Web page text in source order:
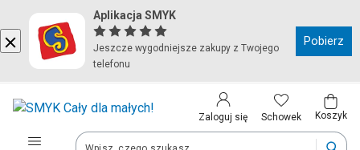
Aplikacja SMYK
Jeszcze wygodniejsze zakupy z Twojego
telefonu
Pobierz
Zaloguj się Schowek Koszyk
Kraj i język
Polska (Poland)